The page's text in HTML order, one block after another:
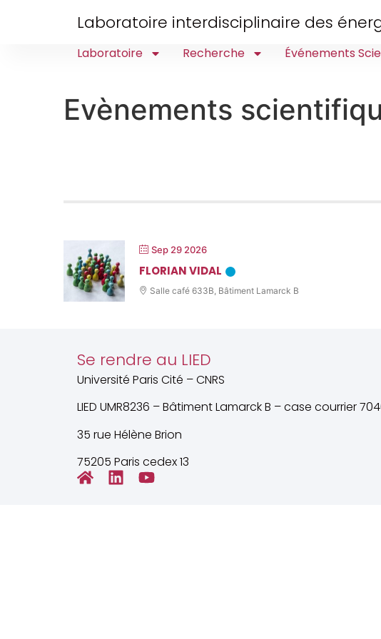
Laboratoire interdisciplinaire des
Laboratoire Recherche Événements
Evènements
Sep 29 2026
FLORIAN VIDAL
Salle café 633B, Bâtiment Lamarck B
Se rendre au LIED
Université Paris Cité – CNRS
LIED UMR8236 – Bâtiment Lamarck B – case courrier
35 rue Hélène Brion
75205 Paris cedex 13